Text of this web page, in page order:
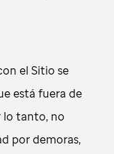
el Sitio se
está fuera de
lo tanto, no
por demoras,